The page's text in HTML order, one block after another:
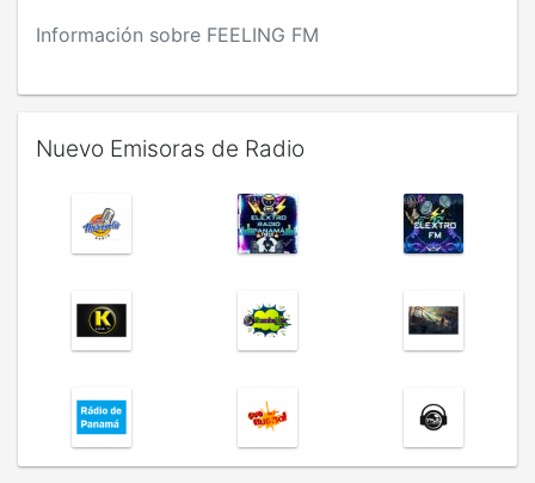
Información sobre FEELING FM
Nuevo Emisoras de Radio